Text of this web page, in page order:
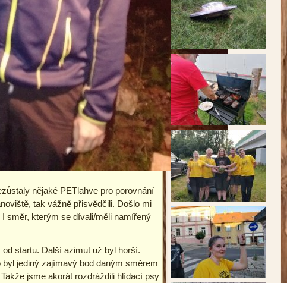
nějaké PETlahve pro porovnání
tak vážně přisvědčili. Došlo mi
směr, kterým se dívali/měli namířený
startu. Další azimut už byl horší.
jediný zajímavý bod daným směrem
jsme akorát rozdráždili hlídací psy